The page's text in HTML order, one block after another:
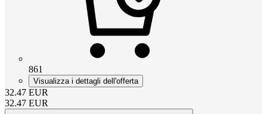
861
Visualizza i dettagli dell'offerta
32.47 EUR
32.47 EUR